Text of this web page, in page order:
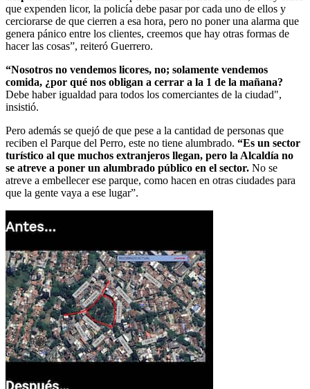
que expenden licor, la policía debe pasar por cada uno de ellos y
cerciorarse de que cierren a esa hora, pero no poner una alarma que
genera pánico entre los clientes, creemos que hay otras formas de
hacer las cosas”, reiteró Guerrero.
“Nosotros no vendemos licores, no; solamente vendemos
comida, ¿por qué nos obligan a cerrar a la 1 de la mañana?
Debe haber igualdad para todos los comerciantes de la ciudad",
insistió.
Pero además se quejó de que pese a la cantidad de personas que
reciben el Parque del Perro, este no tiene alumbrado. “Es un sector
turístico al que muchos extranjeros llegan, pero la Alcaldía no
se atreve a poner un alumbrado público en el sector. No se
atreve a embellecer ese parque, como hacen en otras ciudades para
que la gente vaya a ese lugar”.